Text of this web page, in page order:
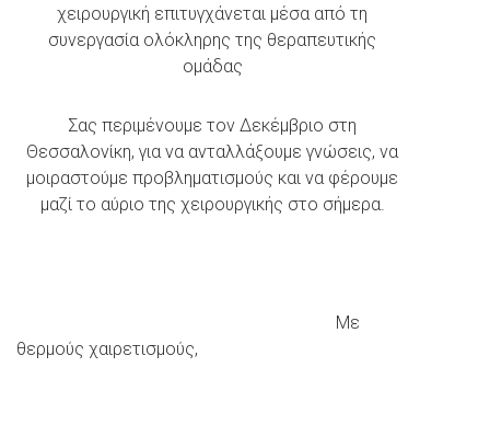
χειρουργική επιτυγχάνεται μέσα από τη
συνεργασία ολόκληρης της θεραπευτικής
ομάδας
Σας περιμένουμε τον Δεκέμβριο στη
Θεσσαλονίκη, για να ανταλλάξουμε γνώσεις, να
μοιραστούμε προβληματισμούς και να φέρουμε
μαζί το αύριο της χειρουργικής στο σήμερα.
Με
θερμούς χαιρετισμούς,